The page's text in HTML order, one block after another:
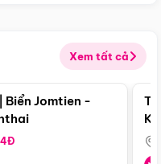
Xem tất cả
Điểm nổi bật
Biển Jomtien -